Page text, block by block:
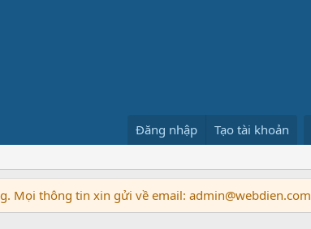
Đăng nhập Tạo tài khoản
Mọi thông tin xin gửi về email: admin@webdien.com